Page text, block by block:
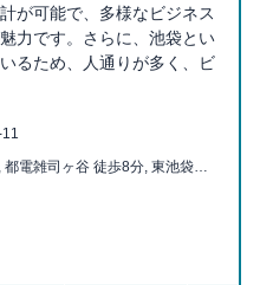
が可能で、多様なビジネス
力です。さらに、池袋とい
るため、人通りが多く、ビ
電雑司ヶ谷 徒歩8分, 東池袋四
歩15分, 目白 徒歩15分, 新大塚
鴨新田 徒歩17分, 要町 徒歩19